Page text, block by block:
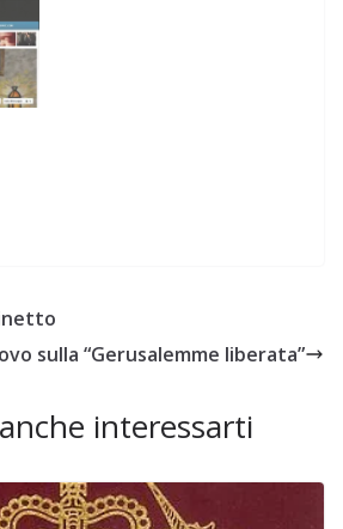
sulla “Gerusalemme liberata”
interessarti